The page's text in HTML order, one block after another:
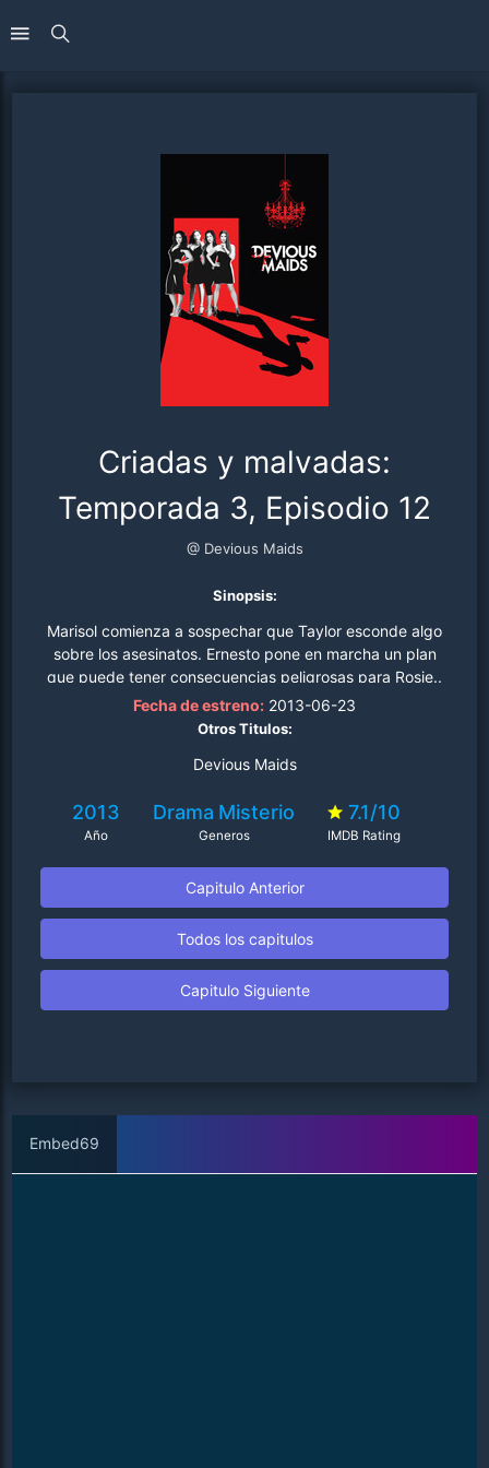
Criadas y malvadas:
Temporada 3, Episodio 12
@ Devious Maids
Sinopsis:
Marisol comienza a sospechar que Taylor esconde algo
sobre los asesinatos. Ernesto pone en marcha un plan
que puede tener consecuencias peligrosas para Rosie..
Fecha de estreno: 2013-06-23
Otros Titulos:
Devious Maids
2013
Año
Drama Misterio
Generos
7.1/10
IMDB Rating
Capitulo Anterior
Todos los capitulos
Capitulo Siguiente
Embed69